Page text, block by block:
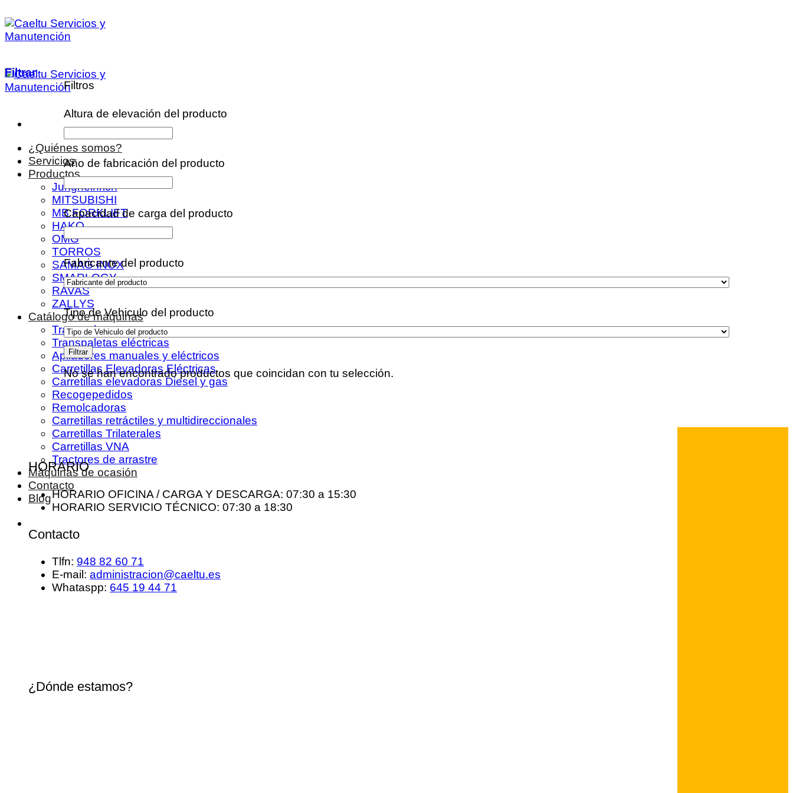
al
contenido
¿Quiénes somos?
Servicios
Productos
Jungheinrich
MITSUBISHI
MB FORKLIFT
HAKO
OMG
TORROS
SAMAG INOX
SMARLOGY
RAVAS
ZALLYS
Catálogo de máquinas
Transpaletas
Transpaletas eléctricas
Apiladores manuales y eléctricos
Carretillas Elevadoras Eléctricas
Carretillas elevadoras Diesel y gas
Recogepedidos
Remolcadoras
Carretillas retráctiles y multidireccionales
Carretillas Trilaterales
Carretillas VNA
Tractores de arrastre
Máquinas de ocasión
Contacto
Blog
Filtrar
Filtros
Altura de elevación del producto
Año de fabricación del producto
Capacidad de carga del producto
Fabricante del producto
Tipo de Vehiculo del producto
Filtrar
No se han encontrado productos que coincidan con tu selección.
HORARIO
HORARIO OFICINA / CARGA Y DESCARGA: 07:30 a 15:30
HORARIO SERVICIO TÉCNICO: 07:30 a 18:30
Contacto
Tlfn: 948 82 60 71
E-mail: administracion@caeltu.es
Whataspp: 645 19 44 71
¿Dónde estamos?